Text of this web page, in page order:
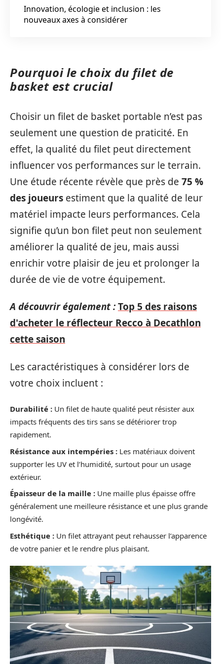
Innovation, écologie et inclusion : les
nouveaux axes à considérer
Pourquoi le choix du filet de
basket est crucial
Choisir un filet de basket portable n’est pas
seulement une question de praticité. En
effet, la qualité du filet peut directement
influencer vos performances sur le terrain.
Une étude récente révèle que près de 75 %
des joueurs estiment que la qualité de leur
matériel impacte leurs performances. Cela
signifie qu’un bon filet peut non seulement
améliorer la qualité de jeu, mais aussi
enrichir votre plaisir de jeu et prolonger la
durée de vie de votre équipement.
A découvrir également :Top 5 des raisons
d'acheter le réflecteur Recco à Decathlon
cette saison
Les caractéristiques à considérer lors de
votre choix incluent :
Durabilité : Un filet de haute qualité peut résister aux
impacts fréquents des tirs sans se détériorer trop
rapidement.
Résistance aux intempéries : Les matériaux doivent
supporter les UV et l’humidité, surtout pour un usage
extérieur.
Épaisseur de la maille : Une maille plus épaisse offre
généralement une meilleure résistance et une plus grande
longévité.
Esthétique : Un filet attrayant peut rehausser l’apparence
de votre panier et le rendre plus plaisant.